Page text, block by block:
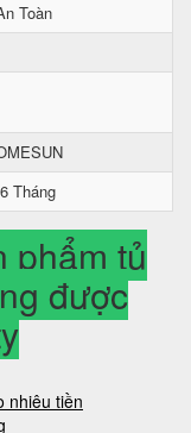
Toàn
Tháng
phẩm tủ
được
nhiêu tiền